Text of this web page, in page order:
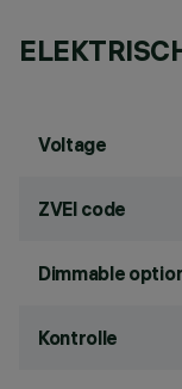
Voltage
ZVEI code
Dimmable
Kontrolle